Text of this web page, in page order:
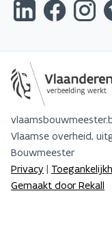
Vlaamse overheid,
Bouwmeester
Privacy |
Gemaakt door Rekall